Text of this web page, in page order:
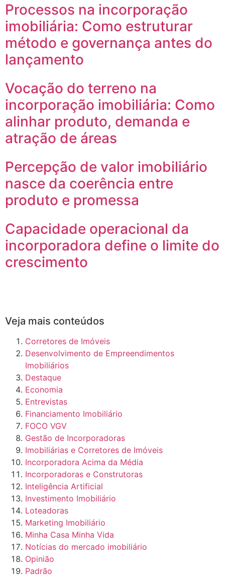
Processos na incorporação
imobiliária: Como estruturar
método e governança antes do
lançamento
Vocação do terreno na
incorporação imobiliária: Como
alinhar produto, demanda e
atração de áreas
Percepção de valor imobiliário
nasce da coerência entre
produto e promessa
Capacidade operacional da
incorporadora define o limite do
crescimento
Veja mais conteúdos
Corretores de Imóveis
Desenvolvimento de Empreendimentos
Imobiliários
Destaque
Economia
Entrevistas
Financiamento Imobiliário
FOCO VGV
Gestão de Incorporadoras
Imobiliárias e Corretores de Imóveis
Incorporadora Acima da Média
Incorporadoras e Construtoras
Inteligência Artificial
Investimento Imobiliário
Loteadoras
Marketing Imobiliário
Minha Casa Minha Vida
Notícias do mercado imobiliário
Opinião
Padrão